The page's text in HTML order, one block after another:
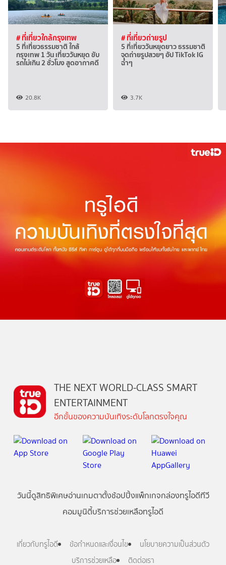
# ที่เที่ยวใกล้กรุงเทพ
5 ที่เที่ยวธรรมชาติ ใกล้
กรุงเทพ 1 วัน เที่ยววันหยุด ขับ
รถไม่เกิน 2 ชั่วโมง สูดอากาศดี
20.8K
# ที่เที่ยวถ่ายรูป
5 ที่เที่ยววันหยุดยาว ธรรมชาติ
จุดถ่ายรูปสวยๆ อัป TikTok IG
ฉ่ำๆ
3.7K
THE NEXT WORLD-CLASS SMART
ENTERTAINMENT
อีกขั้นของความบันเทิงระดับโลกตรงใจคุณ
วันนี้ดูสิทธิพิเศษอ่านเกมตาตั้งช้อปปิ้งแพ็กเกจกล่องทรูไอดีทีวี
คอมมูนิตี้บริการช่วยเหลือทรูไอดี
เกี่ยวกับทรูไอดี ข้อกำหนดและเงื่อนไข
นโยบายความเป็นส่วนตัว
บริการช่วยเหลือ
ติดต่อเรา